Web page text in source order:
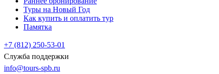
Туры на Новый Год
Как купить и оплатить тур
Памятка
+7 (812) 250-53-01
Служба поддержки
info@tours-spb.ru